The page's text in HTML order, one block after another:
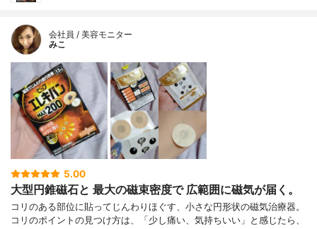
会社員 / 美容モニター
みこ
5.00
大型円錐磁石と 最大の磁束密度で 広範囲に磁気が届く。
コリのある部位に貼ってじんわりほぐす、小さな円形状の磁気治療器。
コリのポイントの見つけ方は、「少し痛い、気持ちいい」と感じたら、